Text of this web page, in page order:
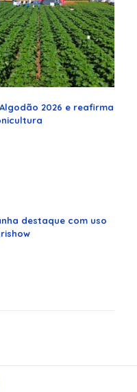
2026 e reafirma
destaque com uso